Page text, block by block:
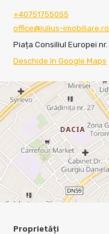
+40751755055
office@iulius-imobiliare.ro
Piața Consiliul Europei
Deschide în Google Maps
Proprietăți